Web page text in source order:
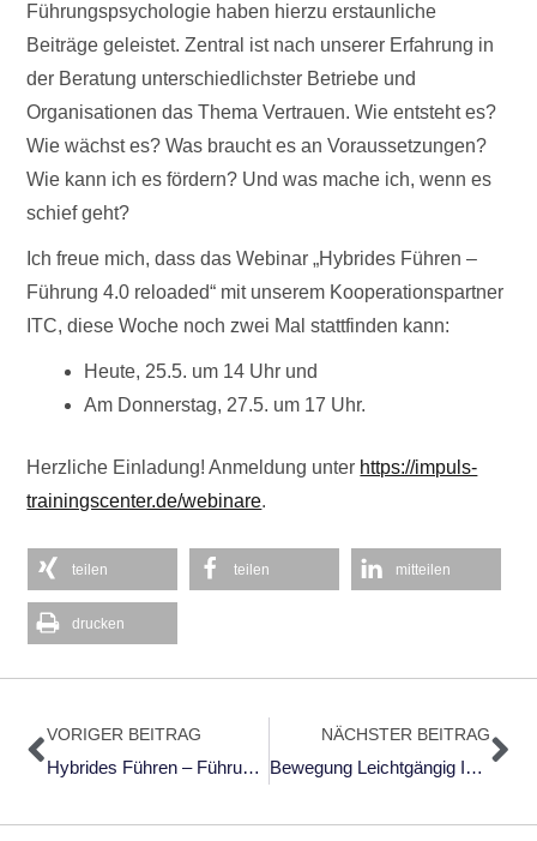
Führungspsychologie haben hierzu erstaunliche
Beiträge geleistet. Zentral ist nach unserer Erfahrung in
der Beratung unterschiedlichster Betriebe und
Organisationen das Thema Vertrauen. Wie entsteht es?
Wie wächst es? Was braucht es an Voraussetzungen?
Wie kann ich es fördern? Und was mache ich, wenn es
schief geht?
Ich freue mich, dass das Webinar „Hybrides Führen –
Führung 4.0 reloaded“ mit unserem Kooperationspartner
ITC, diese Woche noch zwei Mal stattfinden kann:
Heute, 25.5. um 14 Uhr und
Am Donnerstag, 27.5. um 17 Uhr.
Herzliche Einladung! Anmeldung unter https://impuls-
trainingscenter.de/webinare.
teilen teilen mitteilen
drucken
Zurück
VORIGER BEITRAG
Hybrides Führen – Führung 4.0 Reloaded (Live-Webinar Am 21.05.2021 Um 11:00 Uhr Mit Stephan Teuber)
NÄCHSTER BEITRAG
Bewegung Leichtgängig In Den Alltag Integrieren